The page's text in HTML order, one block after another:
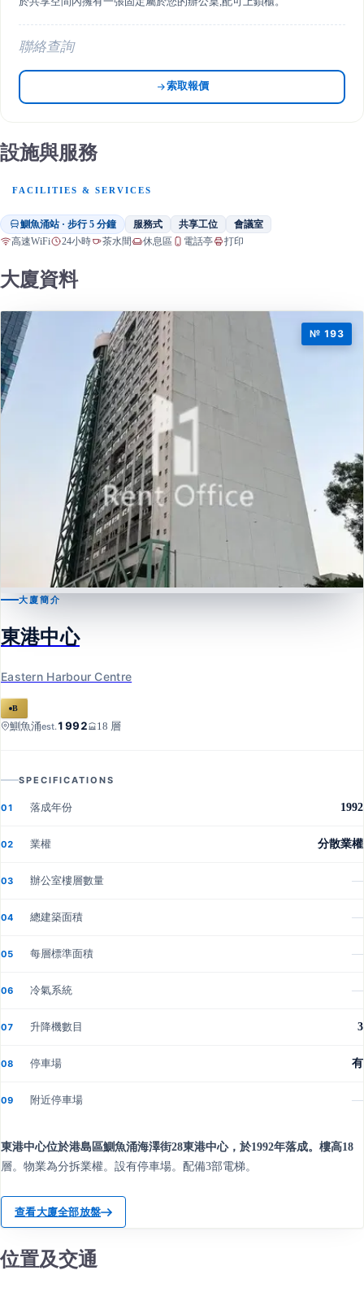
聯絡查詢
索取報價
設施與服務
FACILITIES & SERVICES
鰂魚涌站 · 步行 5 分鐘 服務式 共享工位 會議室
高速WiFi 24小時 茶水間 休息區 電話亭 打印
大廈資料
№ 193
東港中心
Eastern Harbour Centre
大廈簡介
東港中心
Eastern Harbour Centre
B
鰂魚涌est.1992 18 層
SPECIFICATIONS
01 落成年份 1992
02 業權 分散業權
03 辦公室樓層數量 —
04 總建築面積 —
05 每層標準面積 —
06 冷氣系統 —
07 升降機數目 3
08 停車場 有
09 附近停車場 —
東港中心位於港島區鰂魚涌海澤街28東港中心，於1992年落成。樓高18
層。物業為分拆業權。設有停車場。配備3部電梯。
查看大廈全部放盤
位置及交通